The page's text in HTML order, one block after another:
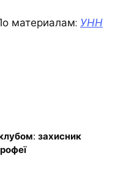
материалам: УНН
захисник